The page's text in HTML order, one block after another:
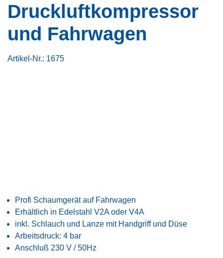
Druckluftkompressor
und Fahrwagen
Artikel-Nr.: 1675
Profi Schaumgerät auf Fahrwagen
Erhältlich in Edelstahl V2A oder V4A
inkl. Schlauch und Lanze mit Handgriff und Düse
Arbeitsdruck: 4 bar
Anschluß 230 V / 50Hz